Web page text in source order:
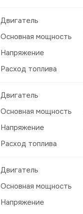
Двигатель
Основная мощность
Напряжение
Расход топлива
Двигатель
Основная мощность
Напряжение
Расход топлива
Двигатель
Основная мощность
Напряжение